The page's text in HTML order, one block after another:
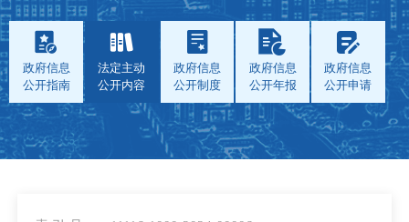
政府信息
公开指南
法定主动
公开内容
政府信息
公开制度
政府信息
公开年报
政府信息
公开申请